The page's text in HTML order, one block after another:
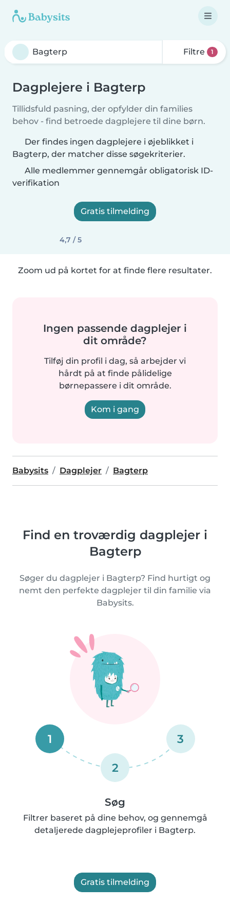
Filtre 1
Dagplejere i Bagterp
Tillidsfuld pasning, der opfylder din families
behov - find betroede dagplejere til dine børn.
Der findes ingen dagplejere i øjeblikket i
Bagterp, der matcher disse søgekriterier.
Alle medlemmer gennemgår obligatorisk ID-
verifikation
Gratis tilmelding
4,7 / 5
Zoom ud på kortet for at finde flere resultater.
Ingen passende dagplejer i
dit område?
Tilføj din profil i dag, så arbejder vi
hårdt på at finde pålidelige
børnepassere i dit område.
Kom i gang
Babysits Dagplejer Bagterp
Find en troværdig dagplejer i
Bagterp
Søger du dagplejer i Bagterp? Find hurtigt og
nemt den perfekte dagplejer til din familie via
Babysits.
1
2
3
Søg
Filtrer baseret på dine behov, og gennemgå
detaljerede dagplejeprofiler i Bagterp.
Gratis tilmelding